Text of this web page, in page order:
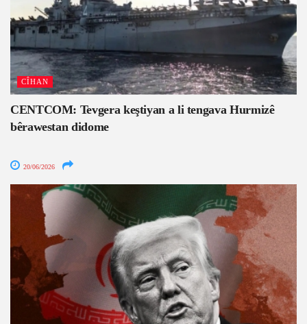
CÎHAN
CENTCOM: Tevgera keştiyan a li tengava Hurmizê
bêrawestan didome
20/06/2026